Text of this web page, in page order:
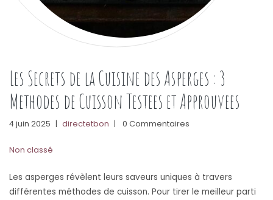
Les Secrets de la Cuisine des Asperges : 3
Methodes de Cuisson Testees et Approuvees
4 juin 2025 directetbon 0 Commentaires
Non classé
Les asperges révèlent leurs saveurs uniques à travers
différentes méthodes de cuisson. Pour tirer le meilleur parti